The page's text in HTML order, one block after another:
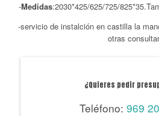
-Medidas:2030*425/625/725/
-servicio de instalción en castilla la
otras
¿Quieres pedir
Teléfono:969